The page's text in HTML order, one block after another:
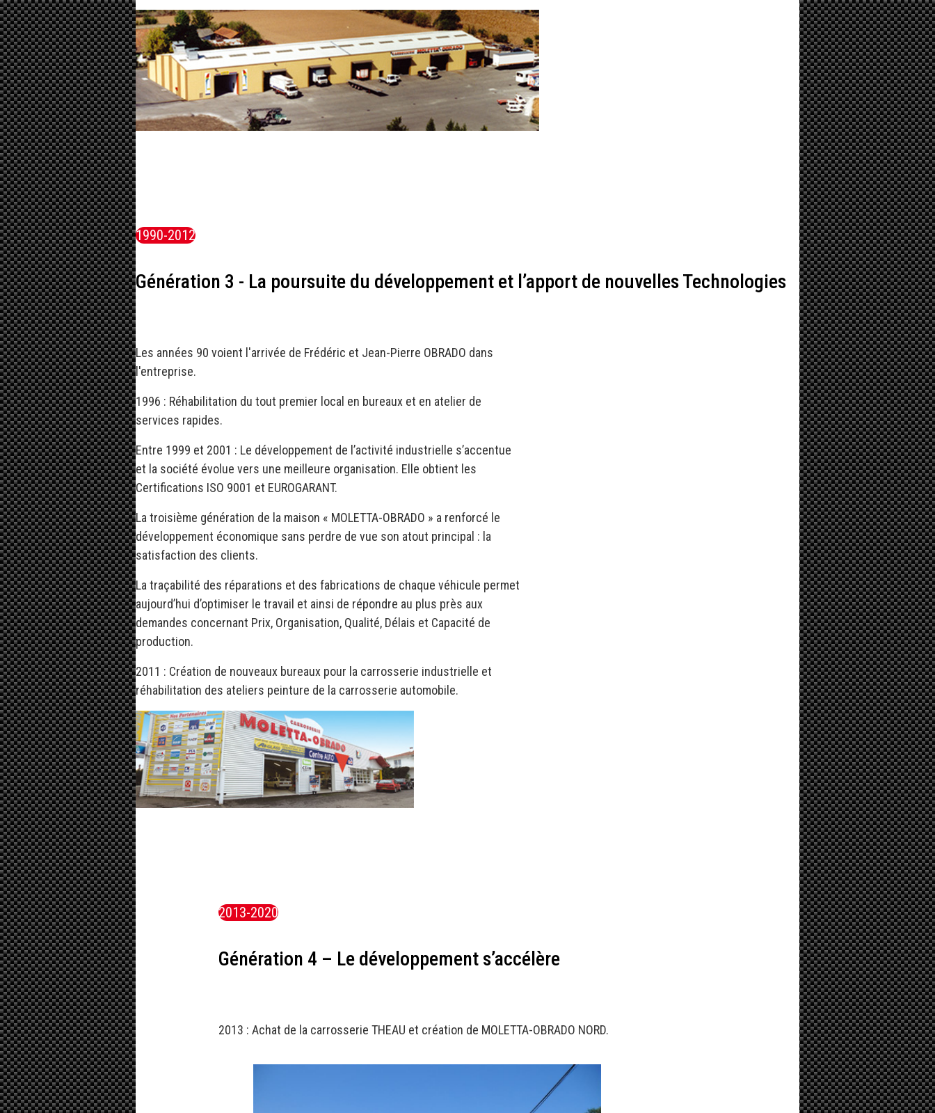
1990-2012
Génération 3 - La poursuite du développement et l’apport de nouvelles Technologies
Les années 90 voient l'arrivée de Frédéric et Jean-Pierre OBRADO dans
l'entreprise.
1996 : Réhabilitation du tout premier local en bureaux et en atelier de
services rapides.
Entre 1999 et 2001 : Le développement de l’activité industrielle s’accentue
et la société évolue vers une meilleure organisation. Elle obtient les
Certifications ISO 9001 et EUROGARANT.
La troisième génération de la maison « MOLETTA-OBRADO » a renforcé le
développement économique sans perdre de vue son atout principal : la
satisfaction des clients.
La traçabilité des réparations et des fabrications de chaque véhicule permet
aujourd’hui d’optimiser le travail et ainsi de répondre au plus près aux
demandes concernant Prix, Organisation, Qualité, Délais et Capacité de
production.
2011 : Création de nouveaux bureaux pour la carrosserie industrielle et
réhabilitation des ateliers peinture de la carrosserie automobile.
2013-2020
Génération 4 – Le développement s’accélère
2013 : Achat de la carrosserie THEAU et création de MOLETTA-OBRADO NORD.